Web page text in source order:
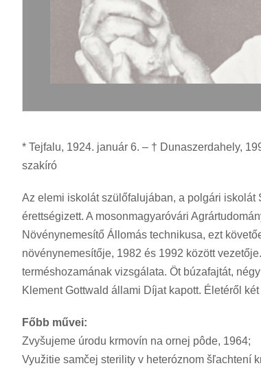
* Tejfalu, 1924. január 6. – † Dunaszerdahely,
szakíró
Az elemi iskolát szülőfalujában, a polgári
érettségizett. A mosonmagyaróvári
Növénynemesítő Állomás technikusa, ezt
növénynemesítője, 1982 és 1992 között
terméshozamának vizsgálata. Öt búzafajtát,
Klement Gottwald állami Díjat kapott. Életéről
Főbb művei:
Zvyšujeme úrodu krmovín na ornej pôde, 1964;
Využitie samčej sterility v heteróznom šľachtení